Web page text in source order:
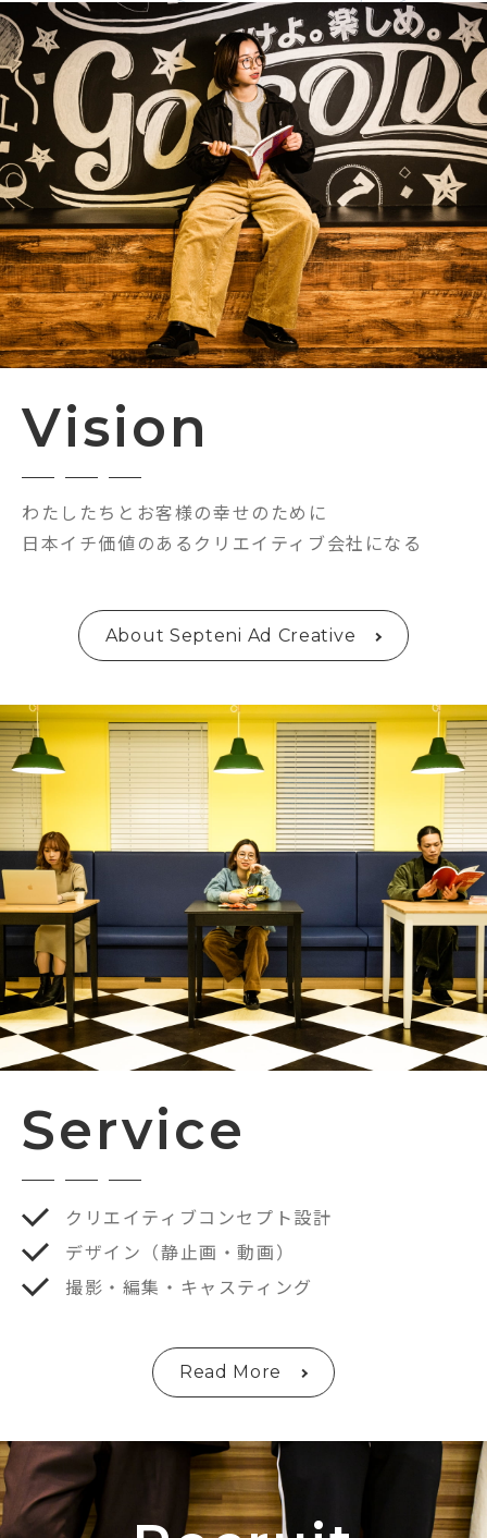
Vision
わたしたちとお客様の幸せのために
日本イチ価値のあるクリエイティブ会社になる
About Septeni Ad Creative
Service
クリエイティブコンセプト設計
デザイン（静止画・動画）
撮影・編集・キャスティング
Read More